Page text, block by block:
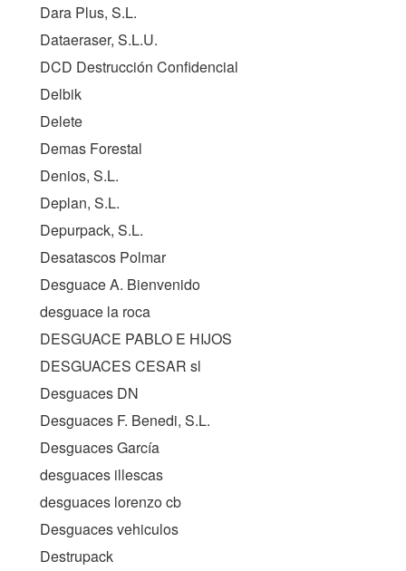
Dara Plus, S.L.
Dataeraser, S.L.U.
DCD Destrucción Confidencial
Delbik
Delete
Demas Forestal
Denios, S.L.
Deplan, S.L.
Depurpack, S.L.
Desatascos Polmar
Desguace A. Bienvenido
desguace la roca
DESGUACE PABLO E HIJOS
DESGUACES CESAR sl
Desguaces DN
Desguaces F. Benedi, S.L.
Desguaces García
desguaces illescas
desguaces lorenzo cb
Desguaces vehiculos
Destrupack